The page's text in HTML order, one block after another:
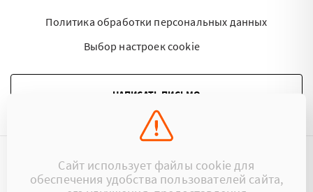
Политика обработки персональных данных
Выбор настроек cookie
НАПИСАТЬ ПИСЬМО
©2015 - 2026 Kartoteka.by Все права защищены.
Сайт использует файлы cookie для
обеспечения удобства пользователей сайта,